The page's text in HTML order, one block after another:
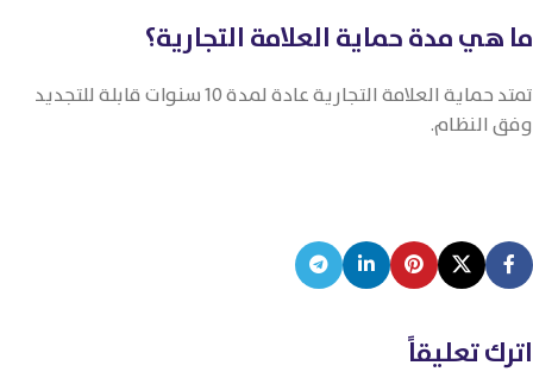
ما هي مدة حماية العلامة التجارية؟
تمتد حماية العلامة التجارية عادة لمدة 10 سنوات قابلة للتجديد
وفق النظام.
اترك تعليقاً